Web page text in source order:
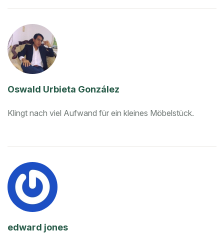
Oswald Urbieta González
Klingt nach viel Aufwand für ein kleines Möbelstück.
edward jones